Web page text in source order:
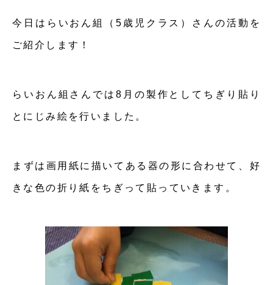
今日はらいおん組（5歳児クラス）さんの活動を
ご紹介します！
らいおん組さんでは8月の製作としてちぎり貼り
とにじみ絵を行いました。
まずは画用紙に描いてある器の形に合わせて、好
きな色の折り紙をちぎって貼っていきます。